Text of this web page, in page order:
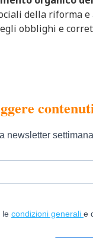
della riforma
obblighi e